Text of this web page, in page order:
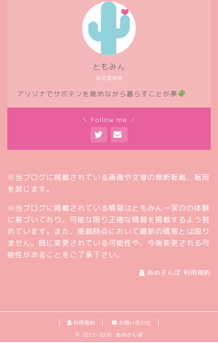
自宅警備員
ともみん
アリゾナでサボテンを眺めながら暮らすことが夢
＼ Follow me ／
※当ブログに掲載されている画像や文章の無断転載、転用
を禁じます。
※当ブログに掲載されている情報はともみん一家のの体験
に基づいており、可能な限り正確な情報を掲載するよう努
めています。また、掲載時点において最新の情報とは限り
ません。既に変更されている可能性や、今後変更される可
能性があることをご了承下さい。
あめさんぽ 利用規約
利用規約
お問い合わせ
2012–2026 あめさんぽ